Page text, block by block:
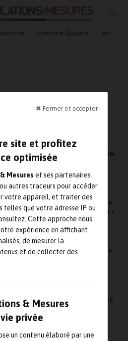
✖ Fermer et accepter
site et profitez
optimisée
Mesures et ses partenaires
autres traceurs pour accéder
votre appareil, et traiter des
telles que votre adresse IP ou
Cette approche nous
expérience en affichant
de mesurer la
et de collecter des
& Mesures
privée
un contenu élaboré par une
Contrôle Qualité Mesures
Definvest et MBDA entrent au capital
Technologies
3D Engineering crée un simulateur de
de course professionnel « à emporter »
met la main sur Thiot Ingénierie et se
dans la dynamique rapide et la
équipement de mesure de propreté
au Cetim à la disposition des